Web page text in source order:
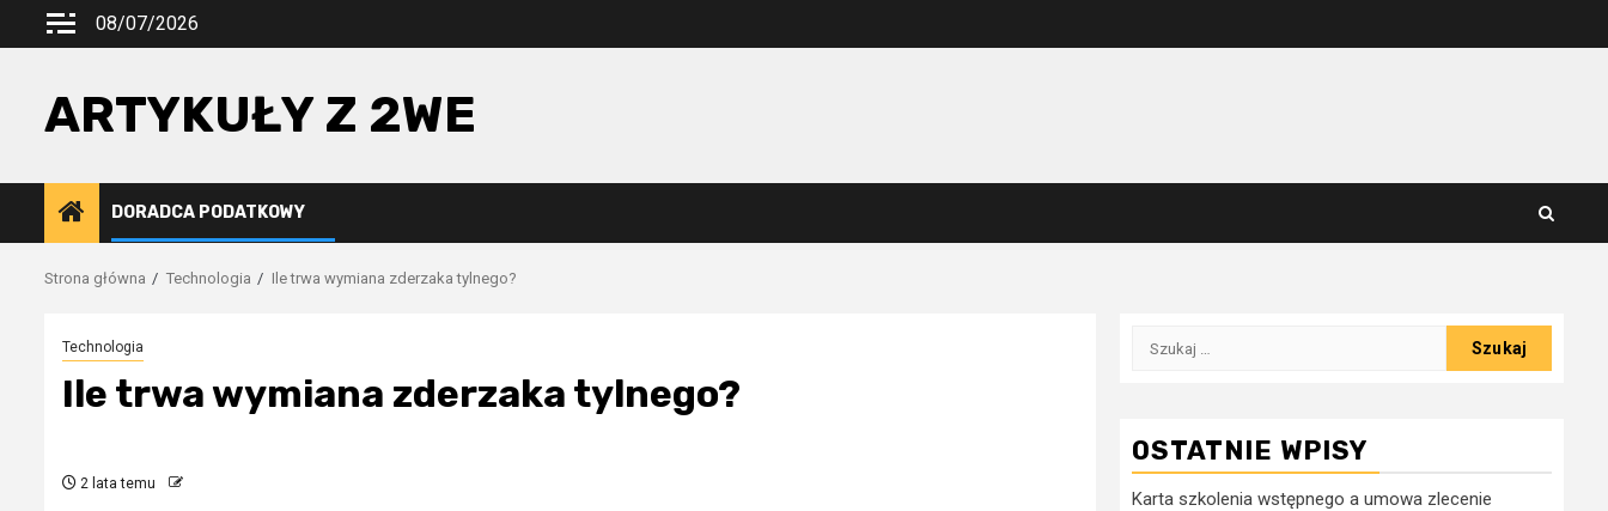
Przejdź
08/07/2026
ARTYKUŁY Z 2WE
DORADCA PODATKOWY
Strona główna Technologia Ile trwa wymiana zderzaka tylnego?
Technologia
Ile trwa wymiana zderzaka tylnego?
2 lata temu
Szukaj:
OSTATNIE WPISY
Karta szkolenia wstępnego a umowa zlecenie